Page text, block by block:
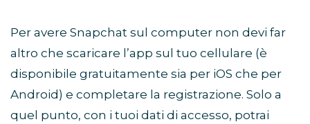
Per avere Snapchat sul computer non devi far
altro che scaricare l’app sul tuo cellulare (è
disponibile gratuitamente sia per iOS che per
Android) e completare la registrazione. Solo a
quel punto, con i tuoi dati di accesso, potrai